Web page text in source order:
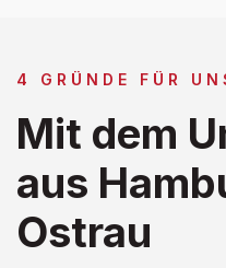
4 GRÜNDE FÜR
Mit dem
aus
Ostrau